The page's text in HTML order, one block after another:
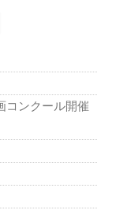
コンクール開催